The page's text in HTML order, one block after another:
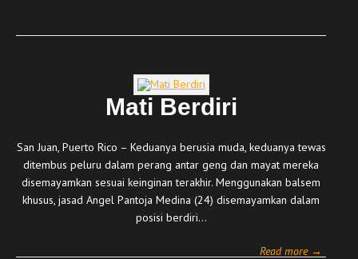
Mati Berdiri
San Juan, Puerto Rico – Keduanya berusia muda, keduanya tewas
ditembus peluru dalam perang antar geng dan mayat mereka
disemayamkan sesuai keinginan terakhir. Menggunakan balsem
khusus, jasad Angel Pantoja Medina (24) disemayamkan dalam
posisi berdiri…
Read more →